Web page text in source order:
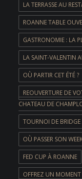
LA TERRASSE AU
ROANNE TABLE
GASTRONOMIE : LA
LA SAINT-VALENTIN
OÙ PARTIR CET ÉTÉ ?
REOUVERTURE DE
CHATEAU DE
TOURNOI DE
OÙ PASSER SON
FED CUP À ROANNE
OFFREZ UN